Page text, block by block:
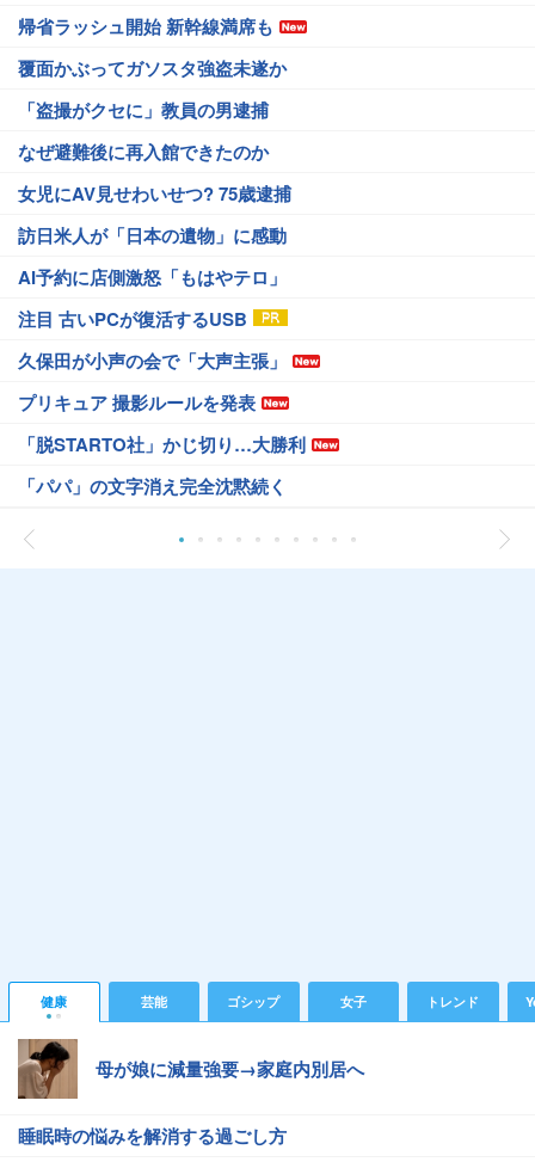
帰省ラッシュ開始 新幹線満席も
覆面かぶってガソスタ強盗未遂か
「盗撮がクセに」教員の男逮捕
なぜ避難後に再入館できたのか
女児にAV見せわいせつ? 75歳逮捕
訪日米人が「日本の遺物」に感動
AI予約に店側激怒「もはやテロ」
注目 古いPCが復活するUSB
久保田が小声の会で「大声主張」
プリキュア 撮影ルールを発表
「脱STARTO社」かじ切り…大勝利
「パパ」の文字消え完全沈黙続く
健康 芸能 ゴシップ 女子 トレンド
母が娘に減量強要→家庭内別居へ
睡眠時の悩みを解消する過ごし方